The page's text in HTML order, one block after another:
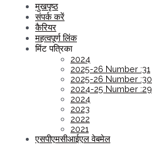
मुखपृष्ठ
संपर्क करें
कैरियर
महत्वपूर्ण लिंक
मिंट पत्रिका
2024
2025-26 Number :31
2025-26 Number :30
2024-25 Number :29
2024
2023
2022
2021
एसपीएमसीआईएल वेबमेल